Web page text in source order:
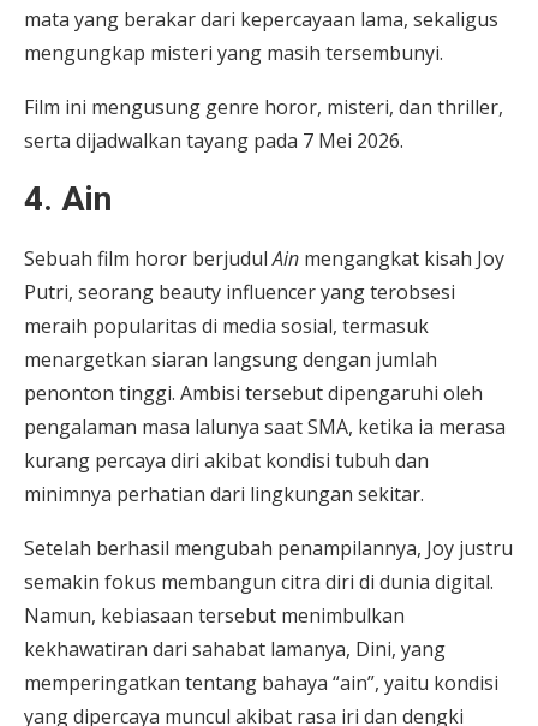
mata yang berakar dari kepercayaan lama, sekaligus
mengungkap misteri yang masih tersembunyi.
Film ini mengusung genre horor, misteri, dan thriller,
serta dijadwalkan tayang pada 7 Mei 2026.
4. Ain
Sebuah film horor berjudulAin mengangkat kisah Joy
Putri, seorang beauty influencer yang terobsesi
meraih popularitas di media sosial, termasuk
menargetkan siaran langsung dengan jumlah
penonton tinggi. Ambisi tersebut dipengaruhi oleh
pengalaman masa lalunya saat SMA, ketika ia merasa
kurang percaya diri akibat kondisi tubuh dan
minimnya perhatian dari lingkungan sekitar.
Setelah berhasil mengubah penampilannya, Joy justru
semakin fokus membangun citra diri di dunia digital.
Namun, kebiasaan tersebut menimbulkan
kekhawatiran dari sahabat lamanya, Dini, yang
memperingatkan tentang bahaya “ain”, yaitu kondisi
yang dipercaya muncul akibat rasa iri dan dengki